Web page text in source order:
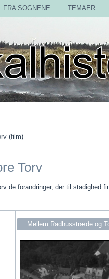
FRA SOGNENE TEMAER
(film)
Torv
de forandringer, der til stadighed
Mellem Rådhusstræde og